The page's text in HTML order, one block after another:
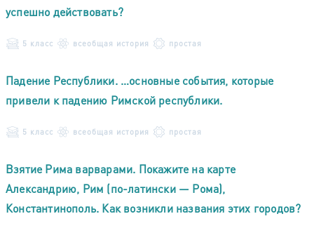
успешно действовать?
5 класс всеобщая история простая
Падение Республики. …основные события, которые
привели к падению Римской республики.
5 класс всеобщая история простая
Взятие Рима варварами. Покажите на карте
Александрию, Рим (по-латински — Рома),
Константинополь. Как возникли названия этих городов?